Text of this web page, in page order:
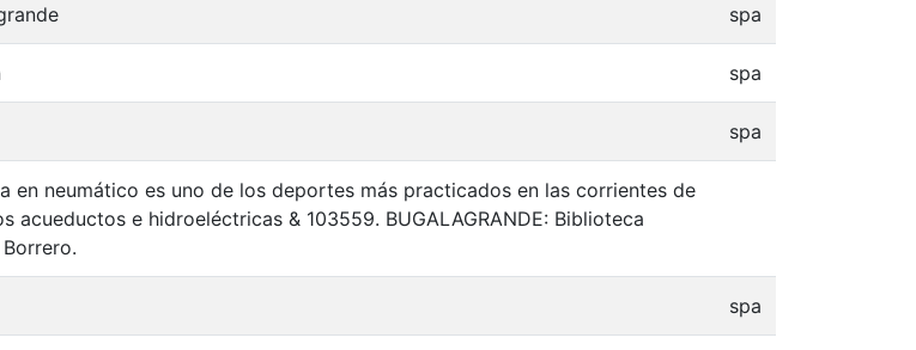
spa
spa
spa
en neumático es uno de los deportes más practicados en las corrientes de
acueductos e hidroeléctricas & 103559. BUGALAGRANDE: Biblioteca
spa